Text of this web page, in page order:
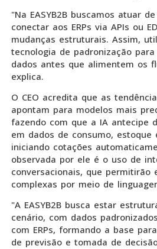
"Na EASYB2B buscamos atuar
conectar aos ERPs via APIs ou
mudanças estruturais. Assim,
tecnologia de padronização
dados antes que alimentem os
explica.
O CEO acredita que as
apontam para modelos mais
fazendo com que a IA antecipe
em dados de consumo, estoque
iniciando cotações
observada por ele é o uso de
conversacionais, que permitirão
complexas por meio de
"A EASYB2B busca estar
cenário, com dados
com ERPs, formando a base
de previsão e tomada de